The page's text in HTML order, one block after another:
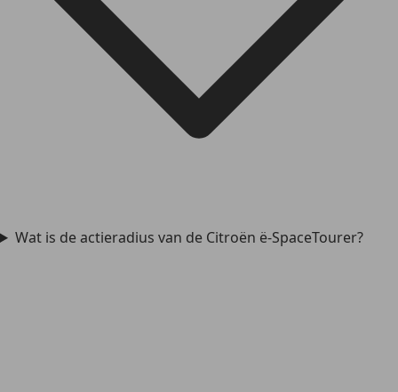
Wat is de actieradius van de Citroën ë-SpaceTourer?